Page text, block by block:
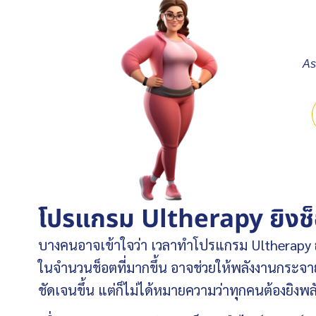
โปรแกรม Ultherapy ยิงช็
บางคนอาจเข้าใจว่า เวลาทำโปรแกรม
ในจำนวนช็อตที่มากขึ้น อาจช่วยให้พลังงานกระจ
ชัดเจนขึ้น แต่ก็ไม่ได้หมายความว่าทุกคนต้องยิงพ